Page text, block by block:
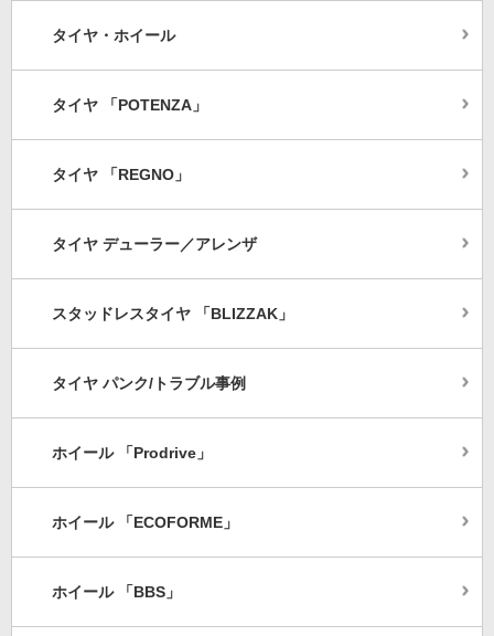
タイヤ・ホイール
タイヤ 「POTENZA」
タイヤ 「REGNO」
タイヤ デューラー／アレンザ
スタッドレスタイヤ 「BLIZZAK」
タイヤ パンク/トラブル事例
ホイール 「Prodrive」
ホイール 「ECOFORME」
ホイール 「BBS」